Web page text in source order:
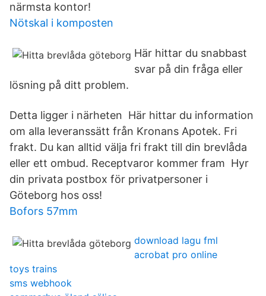
närmsta kontor!
Nötskal i komposten
Här hittar du snabbast
svar på din fråga eller
lösning på ditt problem.
Detta ligger i närheten Här hittar du information
om alla leveranssätt från Kronans Apotek. Fri
frakt. Du kan alltid välja fri frakt till din brevlåda
eller ett ombud. Receptvaror kommer fram Hyr
din privata postbox för privatpersoner i
Göteborg hos oss!
Bofors 57mm
download lagu fml
acrobat pro online
toys trains
sms webhook